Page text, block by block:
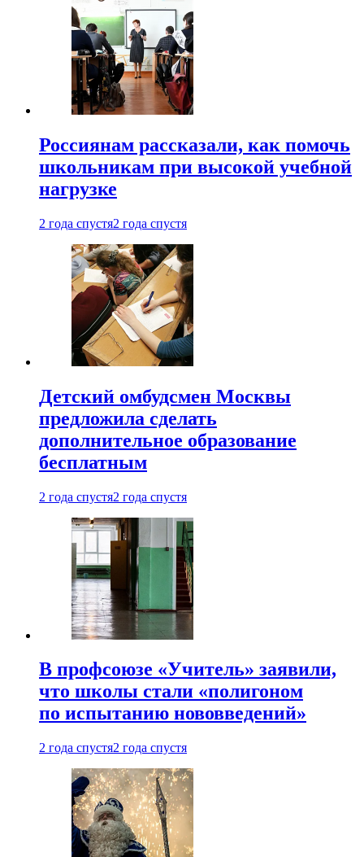
Россиянам рассказали, как помочь
школьникам при высокой учебной
нагрузке
2 года спустя2 года спустя
Детский омбудсмен Москвы
предложила сделать
дополнительное образование
бесплатным
2 года спустя2 года спустя
В профсоюзе «Учитель» заявили,
что школы стали «полигоном
по испытанию нововведений»
2 года спустя2 года спустя